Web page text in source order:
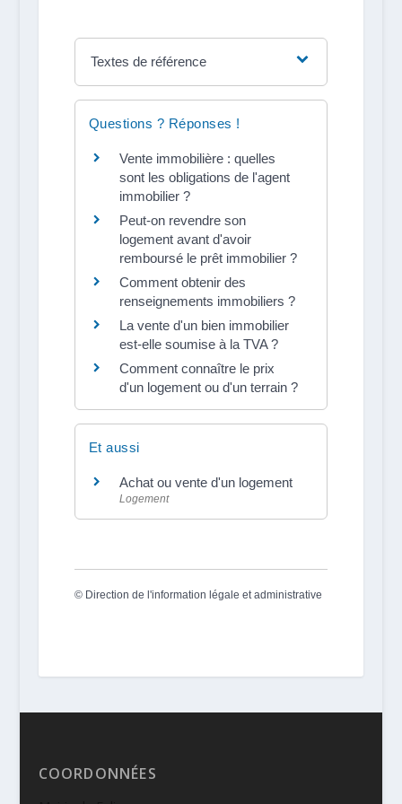
Textes de référence
Questions ? Réponses !
Vente immobilière : quelles
sont les obligations de l'agent
immobilier ?
Peut-on revendre son
logement avant d'avoir
remboursé le prêt immobilier ?
Comment obtenir des
renseignements immobiliers ?
La vente d'un bien immobilier
est-elle soumise à la TVA ?
Comment connaître le prix
d'un logement ou d'un terrain ?
Et aussi
Achat ou vente d'un logement
Logement
© Direction de l'information légale et administrative
COORDONNÉES